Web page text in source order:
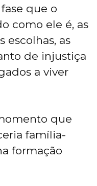
que o
como ele é, as
escolhas, as
de injustiça
a viver
que
família-
formação